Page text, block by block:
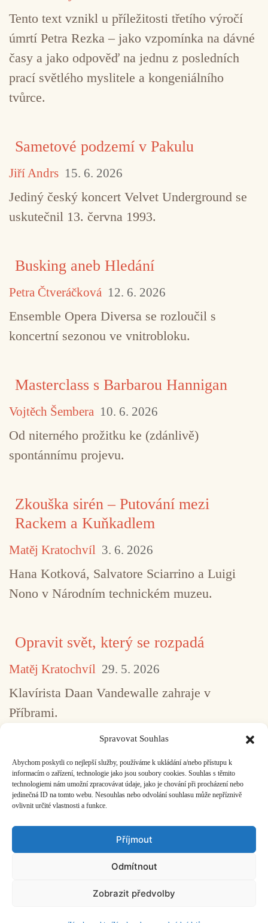
Spravovat Souhlas
Abychom poskytli co nejlepší služby, používáme k ukládání a/nebo přístupu k
informacím o zařízení, technologie jako jsou soubory cookies. Souhlas s těmito
technologiemi nám umožní zpracovávat údaje, jako je chování při procházení nebo
jedinečná ID na tomto webu. Nesouhlas nebo odvolání souhlasu může nepříznivě
ovlivnit určité vlastnosti a funkce.
Příjmout
Odmítnout
Zobrazit předvolby
Tento text vznikl u příležitosti třetího výročí
úmrtí Petra Rezka – jako vzpomínka na dávné
časy a jako odpověď na jednu z posledních
prací světlého myslitele a kongeniálního
tvůrce.
Sametové podzemí v Pakulu
Jiří Andrs 15. 6. 2026
Jediný český koncert Velvet Underground se
uskutečnil 13. června 1993.
Busking aneb Hledání
Petra Čtveráčková 12. 6. 2026
Ensemble Opera Diversa se rozloučil s
koncertní sezonou ve vnitrobloku.
Masterclass s Barbarou Hannigan
Vojtěch Šembera 10. 6. 2026
Od niterného prožitku ke (zdánlivě)
spontánnímu projevu.
Zkouška sirén – Putování mezi
Rackem a Kuňkadlem
Matěj Kratochvíl 3. 6. 2026
Hana Kotková, Salvatore Sciarrino a Luigi
Nono v Národním technickém muzeu.
Opravit svět, který se rozpadá
Matěj Kratochvíl 29. 5. 2026
Klavírista Daan Vandewalle zahraje v
Příbrami.
1 2 3 4 5 ... 517
ČASOPIS O JINÉ HUDBĚ | vydává Hudební informační středisko